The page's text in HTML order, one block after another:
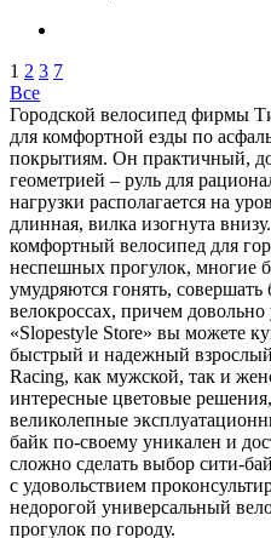
1 2 3 7
Все
Городской велосипед фирмы
для комфортной езды по
покрытиям. Он практичный,
геометрией – руль для
нагрузки располагается на
длинная, вилка изогнута
комфортный велосипед для
неспешных прогулок, многие
умудряются гонять, совершать
велокроссах, причем
«Slopestyle Store» вы можете
быстрый и надежный
Racing, как мужской, так и
интересные цветовые
великолепные
байк по-своему уникален и
сложно сделать выбор сити-
с удовольствием
недорогой универсальный
прогулок по городу.